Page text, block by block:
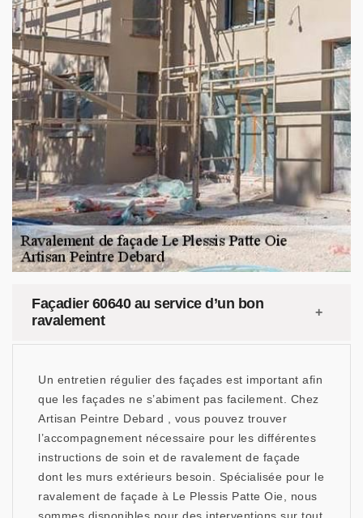
Façadier 60640 au service d’un bon
ravalement
Un entretien régulier des façades est important afin
que les façades ne s’abiment pas facilement. Chez
Artisan Peintre Debard , vous pouvez trouver
l’accompagnement nécessaire pour les différentes
instructions de soin et de ravalement de façade
dont les murs extérieurs besoin. Spécialisée pour le
ravalement de façade à Le Plessis Patte Oie, nous